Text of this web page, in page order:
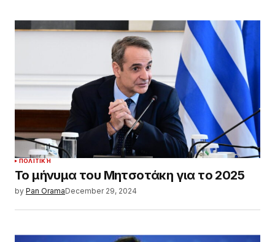
ΠΟΛΙΤΙΚΉ
Το μήνυμα του Μητσοτάκη για το 2025
by Pan OramaDecember 29, 2024